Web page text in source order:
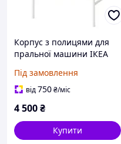
Корпус з полицями для
пральної машини ІКЕА
см 905.160.80
Під замовлення
від750₴/міс
4 500₴
Купити